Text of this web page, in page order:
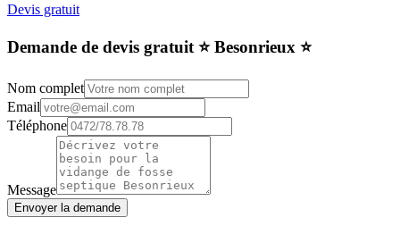
Devis gratuit
Demande de devis gratuit ⭐️ Besonrieux ⭐️
Nom complet
Email
Téléphone
Message
Envoyer la demande